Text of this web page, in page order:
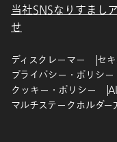
当社SNSなりすまし
せ
ディスクレーマー
セ
プライバシー・ポリシー
クッキー・ポリシー
マルチステークホルダー